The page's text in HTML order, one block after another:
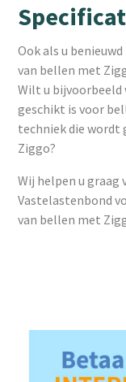
Ook als u
van bellen met
Wilt u
geschikt is voor
techniek die wordt
Ziggo?
Wij helpen u graag
Vastelastenbond
van bellen met